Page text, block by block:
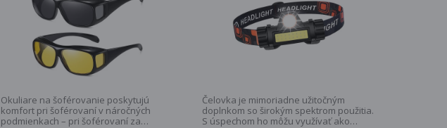
Okuliare na šoférovanie poskytujú
komfort pri šoférovaní v náročných
podmienkach – pri šoférovaní za
Čelovka je mimoriadne užitočným
doplnkom so širokým spektrom použitia.
S úspechom ho môžu využívať ako